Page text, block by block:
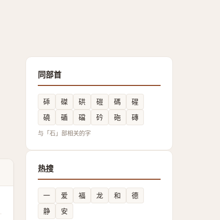
同部首
䂷 磔 硔 磑 碼
䃏
磽
碷 礑 砛 砤 磚
与「石」部相关的字
热搜
一 爱 福 龙 和
德
静
安